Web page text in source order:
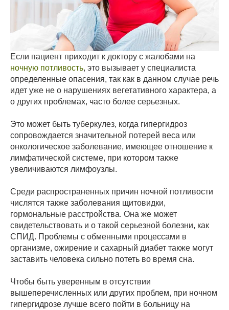
Если пациент приходит к доктору с жалобами на
ночную потливость, это вызывает у специалиста
определенные опасения, так как в данном случае речь
идет уже не о нарушениях вегетативного характера, а
о других проблемах, часто более серьезных.
Это может быть туберкулез, когда гипергидроз
сопровождается значительной потерей веса или
онкологическое заболевание, имеющее отношение к
лимфатической системе, при котором также
увеличиваются лимфоузлы.
Среди распространенных причин ночной потливости
числятся также заболевания щитовидки,
гормональные расстройства. Она же может
свидетельствовать и о такой серьезной болезни, как
СПИД. Проблемы с обменными процессами в
организме, ожирение и сахарный диабет также могут
заставить человека сильно потеть во время сна.
Чтобы быть уверенным в отсутствии
вышеперечисленных или других проблем, при ночном
гипергидрозе лучше всего пойти в больницу на